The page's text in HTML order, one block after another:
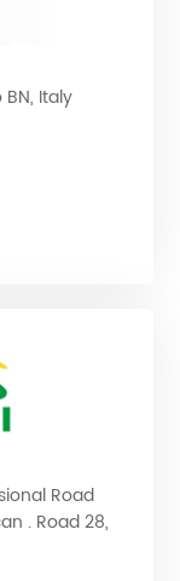
Italy
Road
. Road 28,